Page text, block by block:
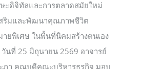
ะดิจิทัลและการตลาดสมัยใหม่
สริมและพัฒนาคุณภาพชีวิต
ายพิเศษ ในพื้นที่นิคมสร้างตนเอง
นที่ 25 มิถุนายน 2569 อาจารย์
ภา คณบดีคณะบริหารธุรกิจ มอบ